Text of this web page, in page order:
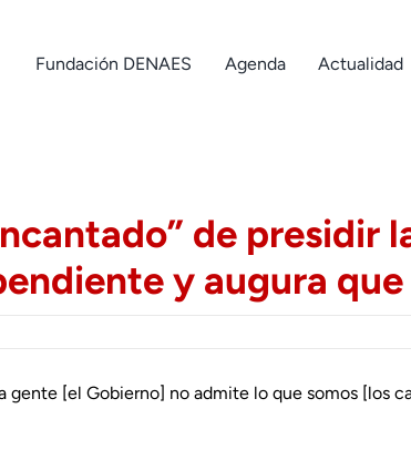
Fundación DENAES Agenda Actualidad
de presidir
y augura que
gente [el Gobierno] no admite lo que somos [los